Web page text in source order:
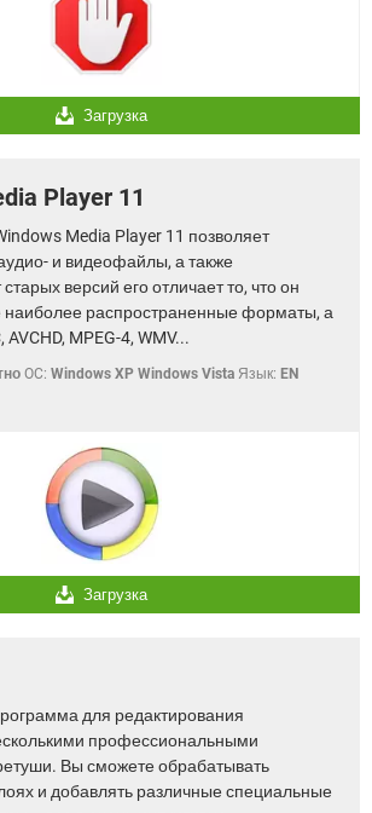
Загрузка
Player 11
Media Player 11 позволяет
и видеофайлы, а также
версий его отличает то, что он
наиболее распространенные форматы, а
MPEG-4, WMV...
OC: Windows XP Windows Vista Язык: EN
Загрузка
для редактирования
профессиональными
Вы сможете обрабатывать
и добавлять различные специальные